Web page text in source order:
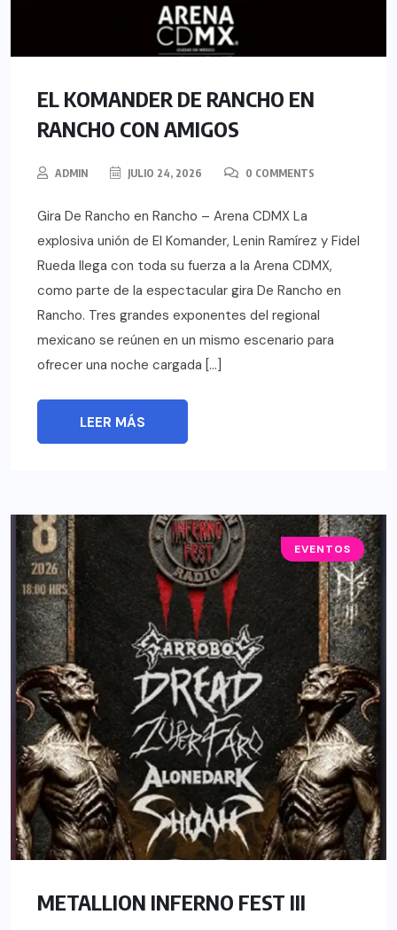
EL KOMANDER DE RANCHO EN
RANCHO CON AMIGOS
ADMIN JULIO 24, 2026 0 COMMENTS
Gira De Rancho en Rancho – Arena CDMX La
explosiva unión de El Komander, Lenin Ramírez y Fidel
Rueda llega con toda su fuerza a la Arena CDMX,
como parte de la espectacular gira De Rancho en
Rancho. Tres grandes exponentes del regional
mexicano se reúnen en un mismo escenario para
ofrecer una noche cargada […]
LEER MÁS
EVENTOS
METALLION INFERNO FEST III